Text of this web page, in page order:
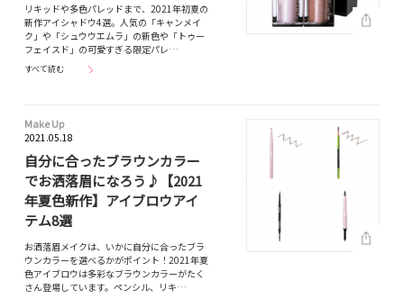
リキッドや多色パレッドまで、2021年初夏の
新作アイシャドウ4選。人気の「キャンメイ
ク」や「シュウウエムラ」の新色や「トゥー
フェイスド」の可愛すぎる限定パレ…
すべて読む
Make Up
2021.05.18
自分に合ったブラウンカラー
でお洒落眉になろう♪【2021
年夏色新作】アイブロウアイ
テム8選
お洒落眉メイクは、いかに自分に合ったブラ
ウンカラーを選べるかがポイント！2021年夏
色アイブロウは多彩なブラウンカラーがたく
さん登場しています。ペンシル、リキ…